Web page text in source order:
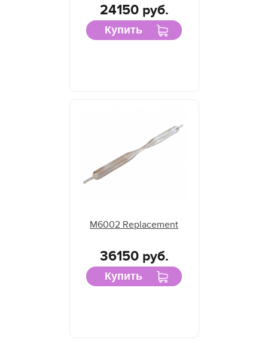
24150 руб.
Купить
M6002 Replacement
36150 руб.
Купить